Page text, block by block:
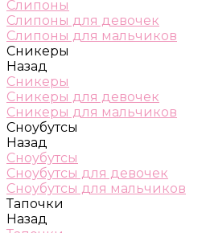
Слипоны
Слипоны для девочек
Слипоны для мальчиков
Сникеры
Назад
Сникеры
Сникеры для девочек
Сникеры для мальчиков
Сноубутсы
Назад
Сноубутсы
Сноубутсы для девочек
Сноубутсы для мальчиков
Тапочки
Назад